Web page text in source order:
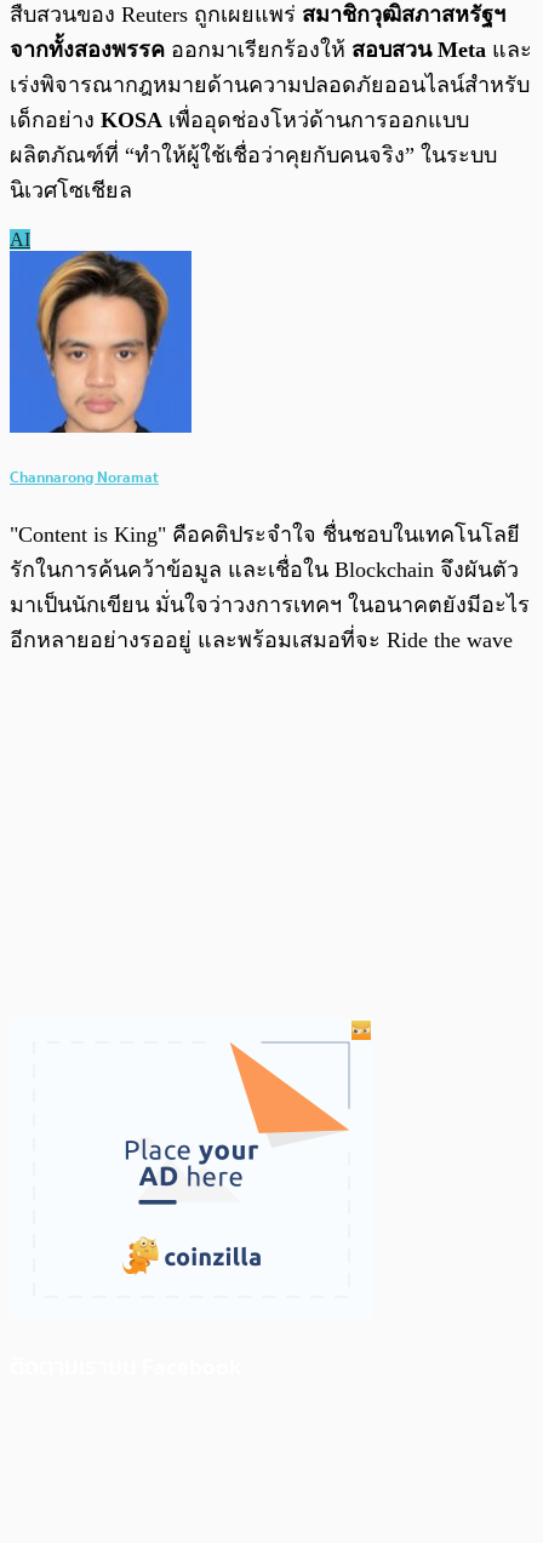
สืบสวนของ Reuters ถูกเผยแพร่ สมาชิกวุฒิสภาสหรัฐฯ
จากทั้งสองพรรค ออกมาเรียกร้องให้ สอบสวน Meta และ
เร่งพิจารณากฎหมายด้านความปลอดภัยออนไลน์สำหรับ
เด็กอย่าง KOSA เพื่ออุดช่องโหว่ด้านการออกแบบ
ผลิตภัณฑ์ที่ “ทำให้ผู้ใช้เชื่อว่าคุยกับคนจริง” ในระบบ
นิเวศโซเชียล
AI
Channarong Noramat
"Content is King" คือคติประจำใจ ชื่นชอบในเทคโนโลยี
รักในการค้นคว้าข้อมูล และเชื่อใน Blockchain จึงผันตัว
มาเป็นนักเขียน มั่นใจว่าวงการเทคฯ ในอนาคตยังมีอะไร
อีกหลายอย่างรออยู่ และพร้อมเสมอที่จะ Ride the wave